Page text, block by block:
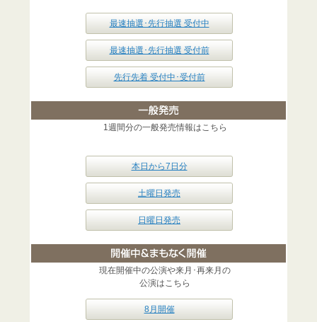
最速抽選･先行抽選 受付中
最速抽選･先行抽選 受付前
先行先着 受付中･受付前
1週間分の一般発売情報はこちら
本日から7日分
土曜日発売
日曜日発売
現在開催中の公演や来月･再来月の
公演はこちら
8月開催